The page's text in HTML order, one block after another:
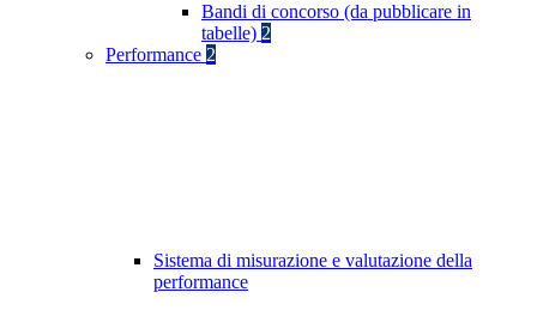
Bandi di concorso (da pubblicare in
tabelle) 2
Performance 2
Sistema di misurazione e valutazione della
performance